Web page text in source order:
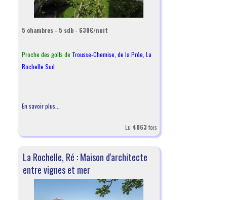
5 chambres - 5 sdb - 630€/nuit
Proche des golfs de Trousse-Chemise de la Prée La
Rochelle Sud
En savoir plus...
Lu 4063 fois
La Rochelle, Ré : Maison d'architecte
entre vignes et mer